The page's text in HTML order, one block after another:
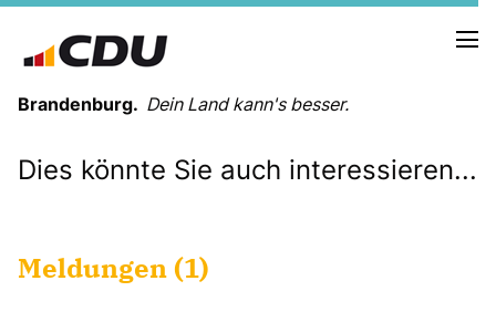
Brandenburg. Dein Land kann's besser.
MELDUNGEN
LANDESVORSTAND
Dies könnte Sie auch interessieren...
Meldungen (1)